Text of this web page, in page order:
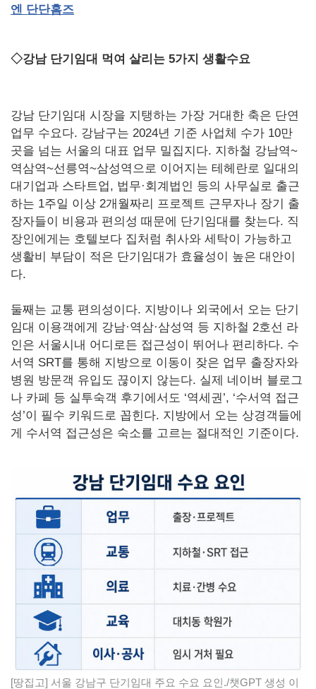
엔 단단홈즈
◇강남 단기임대 먹여 살리는 5가지 생활수요
강남 단기임대 시장을 지탱하는 가장 거대한 축은 단연
업무 수요다. 강남구는 2024년 기준 사업체 수가 10만
곳을 넘는 서울의 대표 업무 밀집지다. 지하철 강남역~
역삼역~선릉역~삼성역으로 이어지는 테헤란로 일대의
대기업과 스타트업, 법무·회계법인 등의 사무실로 출근
하는 1주일 이상 2개월짜리 프로젝트 근무자나 장기 출
장자들이 비용과 편의성 때문에 단기임대를 찾는다. 직
장인에게는 호텔보다 집처럼 취사와 세탁이 가능하고
생활비 부담이 적은 단기임대가 효율성이 높은 대안이
다.
둘째는 교통 편의성이다. 지방이나 외국에서 오는 단기
임대 이용객에게 강남·역삼·삼성역 등 지하철 2호선 라
인은 서울시내 어디로든 접근성이 뛰어나 편리하다. 수
서역 SRT를 통해 지방으로 이동이 잦은 업무 출장자와
병원 방문객 유입도 끊이지 않는다. 실제 네이버 블로그
나 카페 등 실투숙객 후기에서도 ‘역세권’, ‘수서역 접근
성’이 필수 키워드로 꼽힌다. 지방에서 오는 상경객들에
게 수서역 접근성은 숙소를 고르는 절대적인 기준이다.
[땅집고] 서울 강남구 단기임대 주요 수요 요인./챗GPT 생성 이